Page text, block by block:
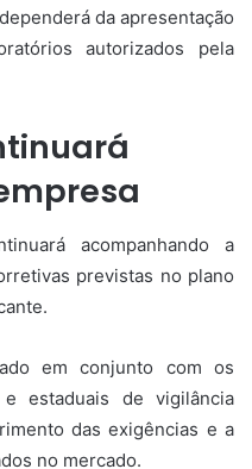
da apresentação
autorizados pela
acompanhando a
previstas no plano
em conjunto com os
estaduais de vigilância
das exigências e a
no mercado.